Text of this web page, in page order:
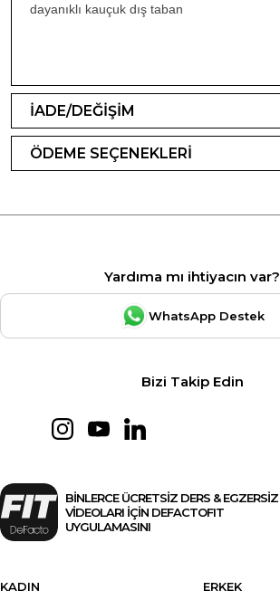
dayanıklı kauçuk dış taban
İADE/DEĞİŞİM
ÖDEME SEÇENEKLERİ
Yardıma mı ihtiyacın var?
WhatsApp Destek
Bizi Takip Edin
BİNLERCE ÜCRETSİZ DERS & EGZERSİZ
VİDEOLARI İÇİN DEFACTOFIT
UYGULAMASINI
KADIN
ERKEK